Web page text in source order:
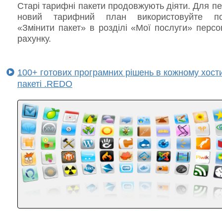
Старі тарифні пакети продовжують діяти. Для
новий тарифний план використовуйте
«Змінити пакет» в розділі «Мої послуги»
рахунку.
100+ готових програмних рішень в кожному
пакеті .REDO